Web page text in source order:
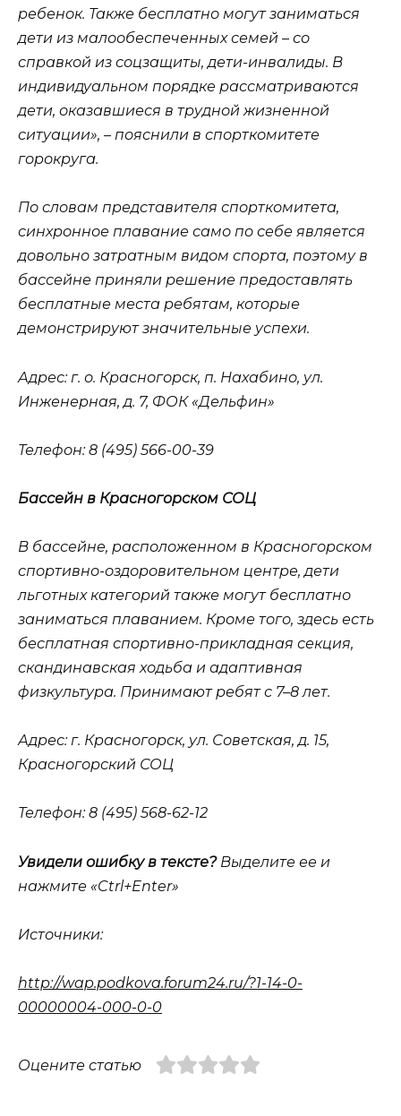
ребенок. Также бесплатно могут заниматься
дети из малообеспеченных семей – со
справкой из соцзащиты, дети-инвалиды. В
индивидуальном порядке рассматриваются
дети, оказавшиеся в трудной жизненной
ситуации», – пояснили в спорткомитете
горокруга.
По словам представителя спорткомитета,
синхронное плавание само по себе является
довольно затратным видом спорта, поэтому в
бассейне приняли решение предоставлять
бесплатные места ребятам, которые
демонстрируют значительные успехи.
Адрес: г. о. Красногорск, п. Нахабино, ул.
Инженерная, д. 7, ФОК «Дельфин»
Телефон: 8 (495) 566-00-39
Бассейн в Красногорском СОЦ
В бассейне, расположенном в Красногорском
спортивно-оздоровительном центре, дети
льготных категорий также могут бесплатно
заниматься плаванием. Кроме того, здесь есть
бесплатная спортивно-прикладная секция,
скандинавская ходьба и адаптивная
физкультура. Принимают ребят с 7–8 лет.
Адрес: г. Красногорск, ул. Советская, д. 15,
Красногорский СОЦ
Телефон: 8 (495) 568-62-12
Увидели ошибку в тексте?Выделите ее и
нажмите «Ctrl+Enter»
Источники:
http://wap.podkova.forum24.ru/?1-14-0-
00000004-000-0-0
Оцените статью